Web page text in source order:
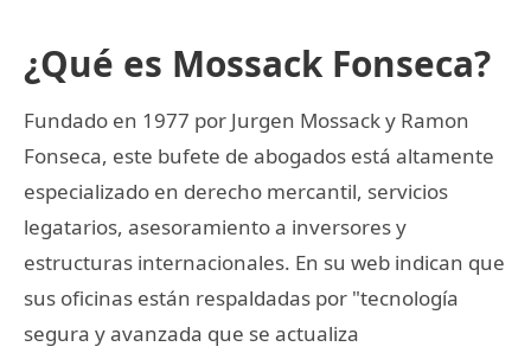
¿Qué es Mossack Fonseca?
Fundado en 1977 por Jurgen Mossack y Ramon
Fonseca, este bufete de abogados está altamente
especializado en derecho mercantil, servicios
legatarios, asesoramiento a inversores y
estructuras internacionales. En su web indican que
sus oficinas están respaldadas por "tecnología
segura y avanzada que se actualiza